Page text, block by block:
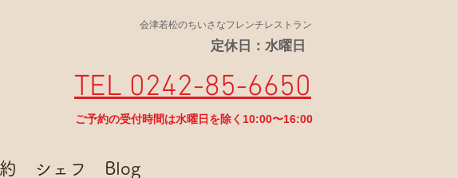
会津若松のちいさなフレンチレストラン
定休日：水曜日
TEL 0242-85-6650
​ご予約の受付時間は水曜日を除く10:00〜16:00
シェフ Blog